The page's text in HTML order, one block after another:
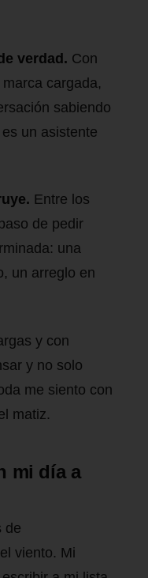
verdad. Con
cargada,
sabiendo
un asistente
Entre los
de pedir
una
un arreglo en
y con
y no solo
me siento con
matiz.
mi día a
de
viento. Mi